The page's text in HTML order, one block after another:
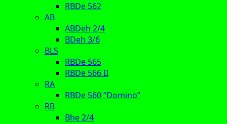
RBDe 562
AB
ABDeh 2/4
BDeh 3/6
BLS
RBDe 565
RBDe 566 II
RA
RBDe 560 “Domino”
RB
Bhe 2/4